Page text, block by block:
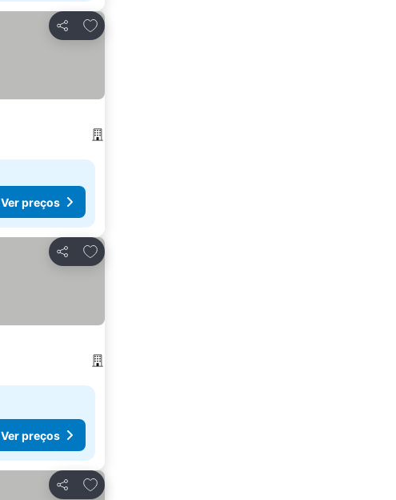
Partilhar
Adicionar aos favoritos
Ver preços
Partilhar
Adicionar aos favoritos
Ver preços
Partilhar
Adicionar aos favoritos